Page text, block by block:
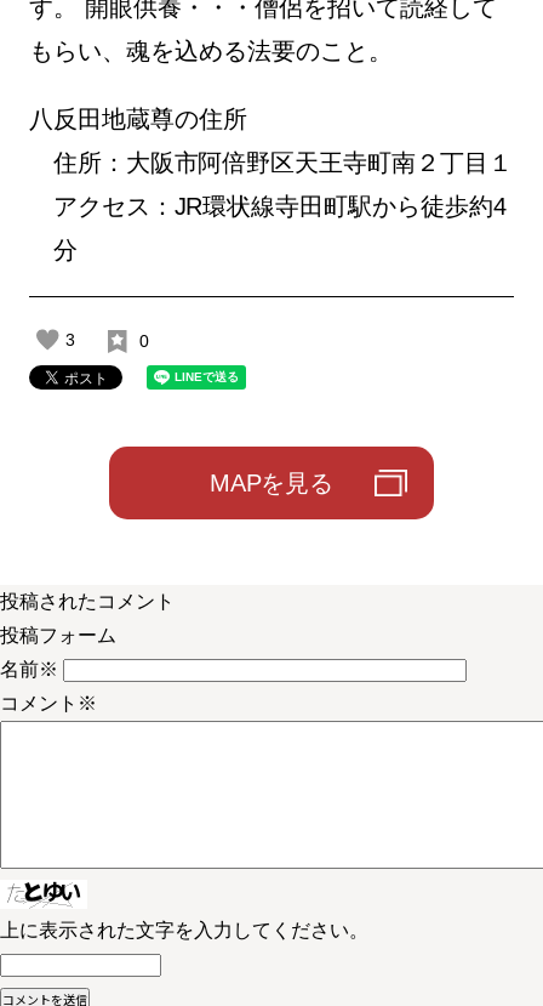
す。 開眼供養・・・僧侶を招いて読経して
もらい、魂を込める法要のこと。
八反田地蔵尊の住所
住所：大阪市阿倍野区天王寺町南２丁目１
アクセス：JR環状線寺田町駅から徒歩約4
分
3 0
MAPを見る
投稿されたコメント
投稿フォーム
名前※
コメント ※
上に表示された文字を入力してください。